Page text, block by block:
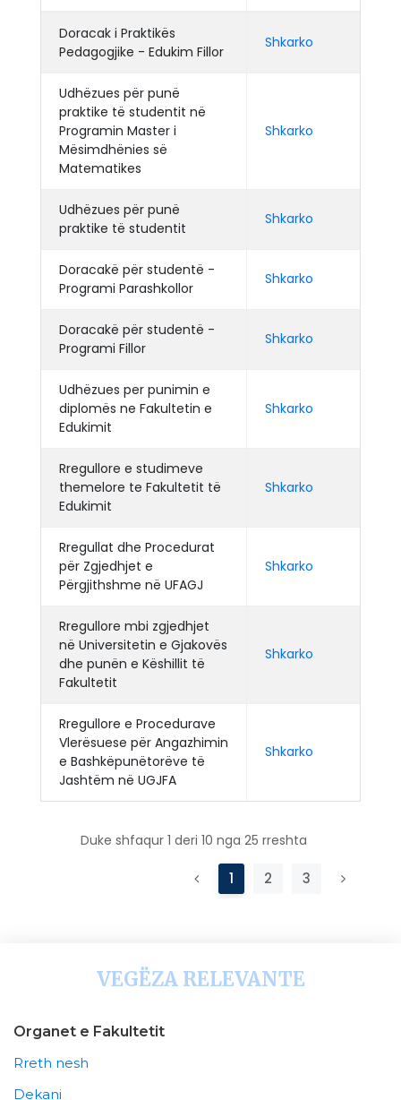
Doracak i Praktikës
Pedagogjike - Edukim Fillor
Shkarko
Udhëzues për punë
praktike të studentit në
Programin Master i
Mësimdhënies së
Matematikes
Shkarko
Udhëzues për punë
praktike të studentit
Shkarko
Doracakë për studentë -
Programi Parashkollor
Shkarko
Doracakë për studentë -
Programi Fillor
Shkarko
Udhëzues per punimin e
diplomës ne Fakultetin e
Edukimit
Shkarko
Rregullore e studimeve
themelore te Fakultetit të
Edukimit
Shkarko
Rregullat dhe Procedurat
për Zgjedhjet e
Përgjithshme në UFAGJ
Shkarko
Rregullore mbi zgjedhjet
në Universitetin e Gjakovës
dhe punën e Këshillit të
Fakultetit
Shkarko
Rregullore e Procedurave
Vlerësuese për Angazhimin
e Bashkëpunëtorëve të
Jashtëm në UGJFA
Shkarko
Duke shfaqur 1 deri 10 nga 25 rreshta
1 2 3
VEGËZA RELEVANTE
Organet e Fakultetit
Rreth nesh
Dekani